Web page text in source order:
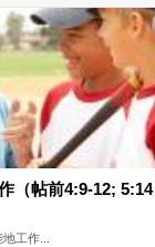
（帖前4:9-12; 5:14
工作...